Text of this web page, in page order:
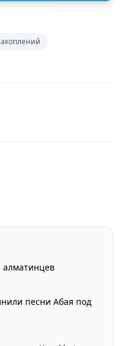
песни Абая под